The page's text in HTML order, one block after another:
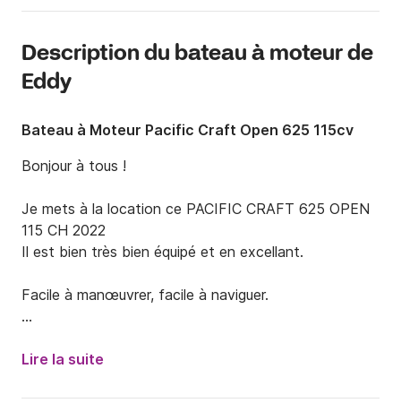
Description du bateau à moteur de
Eddy
Bateau à Moteur Pacific Craft Open 625 115cv
Bonjour à tous !
Je mets à la location ce PACIFIC CRAFT 625 OPEN
115 CH 2022
Il est bien très bien équipé et en excellant.
Facile à manœuvrer, facile à naviguer.
Ludique, simple à utiliser, et avec un un passage en
bonheur". On sait tout de suite que l'on va passer une
Lire la suite